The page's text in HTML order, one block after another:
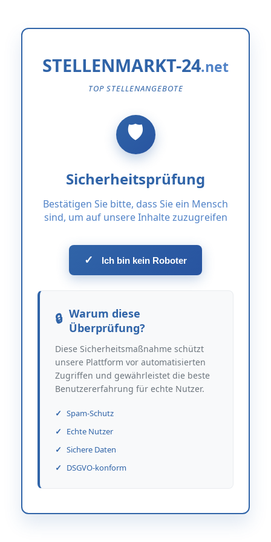
STELLENMARKT-24
TOP STELLENANGEBOTE
Sicherheitsprüfung
Bestätigen Sie bitte, dass Sie ein Mensch
sind, um auf unsere Inhalte zuzugreifen
✓ Ich bin kein Roboter
Warum diese
Überprüfung?
Diese Sicherheitsmaßnahme schützt
unsere Plattform vor automatisierten
Zugriffen und gewährleistet die beste
Benutzererfahrung für echte Nutzer.
Spam-Schutz
Echte Nutzer
Sichere Daten
DSGVO-konform